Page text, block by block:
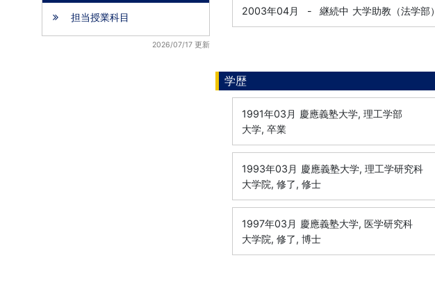
担当授業科目
2026/07/17 更新
2003年04月 - 継続中 大学助教（法学部）
学歴
1991年03月 慶應義塾大学, 理工学部
大学, 卒業
1993年03月 慶應義塾大学, 理工学研究科
大学院, 修了, 修士
1997年03月 慶應義塾大学, 医学研究科
大学院, 修了, 博士